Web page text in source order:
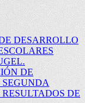
DESARROLLO
DE
SEGUNDA
DE